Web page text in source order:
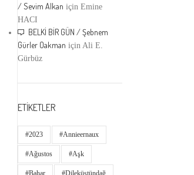
/ Sevim Alkan içinEmine
HACI
BELKİ BİR GÜN / Şebnem
Gürler Oakman için Ali E.
Gürbüz
ETİKETLER
#2023 #annieernaux
#ağustos #aşk
#bahar #dileküstündağ